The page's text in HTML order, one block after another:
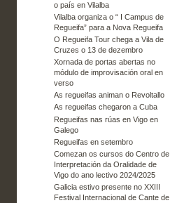
o país en Vilalba
Vilalba organiza o “ I Campus de
Regueifa” para a Nova Regueifa
O Regueifa Tour chega a Vila de
Cruzes o 13 de dezembro
Xornada de portas abertas no
módulo de improvisación oral en
verso
As regueifas animan o Revoltallo
As regueifas chegaron a Cuba
Regueifas nas rúas en Vigo en
Galego
Regueifas en setembro
Comezan os cursos do Centro de
Interpretación da Oralidade de
Vigo do ano lectivo 2024/2025
Galicia estivo presente no XXIII
Festival Internacional de Cante de